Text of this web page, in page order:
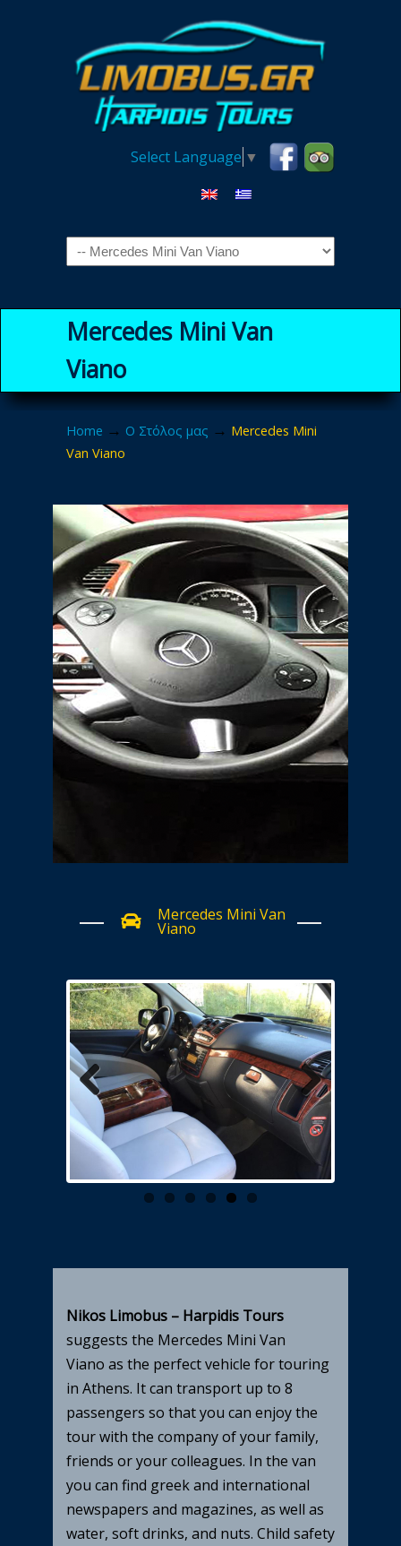
Select Language ▼
Navigation
Mercedes Mini Van
Viano
Home → Ο Στόλος μας → Mercedes Mini
Van Viano
Mercedes Mini Van
Viano
Previous Next
Nikos Limobus – Harpidis Tours
suggests the Mercedes Mini Van
Viano as the perfect vehicle for touring
in Athens. It can transport up to 8
passengers so that you can enjoy the
tour with the company of your family,
friends or your colleagues. In the van
you can find greek and international
newspapers and magazines, as well as
water, soft drinks, and nuts. Child safety